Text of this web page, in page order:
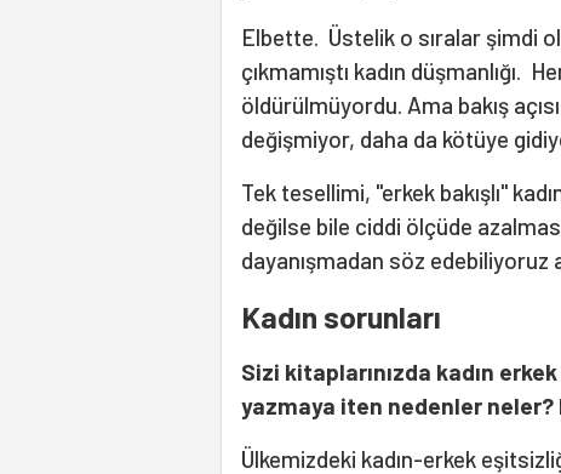
Elbette. Üstelik o sıralar şimdi
çıkmamıştı kadın düşmanlığı.
öldürülmüyordu. Ama bakış
değişmiyor, daha da kötüye
Tek tesellimi, "erkek bakışlı"
değilse bile ciddi ölçüde
dayanışmadan söz edebiliyoruz
Kadın sorunları
Sizi kitaplarınızda kadın
yazmaya iten nedenler neler?
Ülkemizdeki kadın-erkek